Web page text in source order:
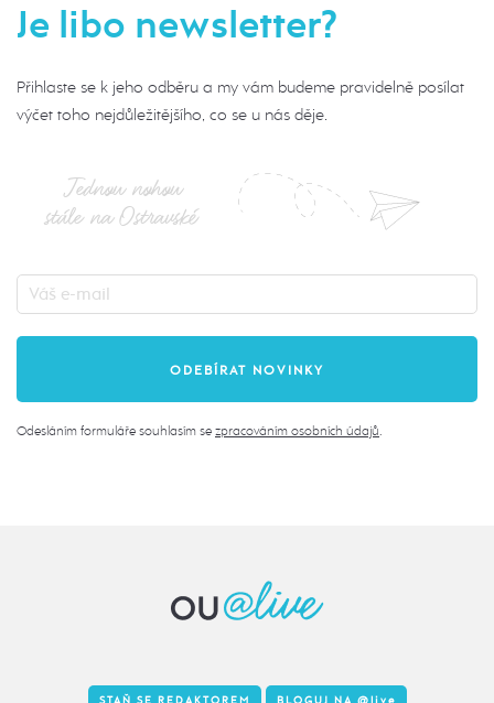
Je libo newsletter?
Přihlaste se k jeho odběru a my vám budeme pravidelně posílat
výčet toho nejdůležitějšího, co se u nás děje.
Jednou nohou
stále na Ostravské
Odesláním formuláře souhlasím se zpracováním osobních údajů.